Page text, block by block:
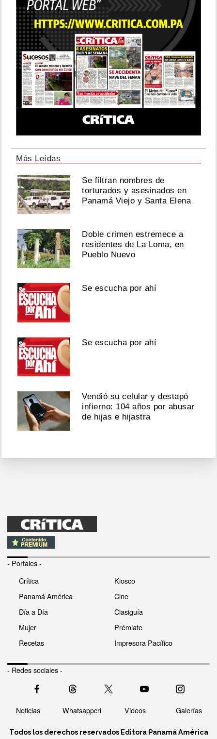
Más Leídas
Se filtran nombres de
torturados y asesinados en
Panamá Viejo y Santa Elena
Doble crimen estremece a
residentes de La Loma, en
Pueblo Nuevo
Se escucha por ahí
Se escucha por ahí
Vendió su celular y destapó
infierno: 104 años por abusar
de hijas e hijastra
- Portales -
Crítica
Panamá América
Día a Día
Mujer
Recetas
Kiosco
Cine
Clasiguía
Prémiate
Impresora Pacífico
- Redes sociales -
Noticias Whatsappcri Videos Galerías
Todos los derechos reservados Editora Panamá América